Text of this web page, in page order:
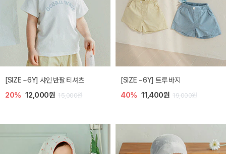
[SIZE ~6Y] 샤인 반팔 티셔츠
20% 12,000원 15,000원
[SIZE ~6Y] 트루 바지
40% 11,400원 19,000원